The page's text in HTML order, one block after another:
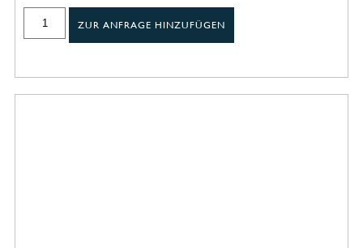
ZUR ANFRAGE HINZUFÜGEN